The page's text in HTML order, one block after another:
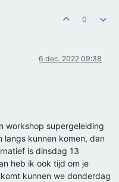
0
6 dec. 2022 09:38
workshop supergeleiding
kunnen komen, dan
is dinsdag 13
heb ik ook tijd om je
kunnen we donderdag